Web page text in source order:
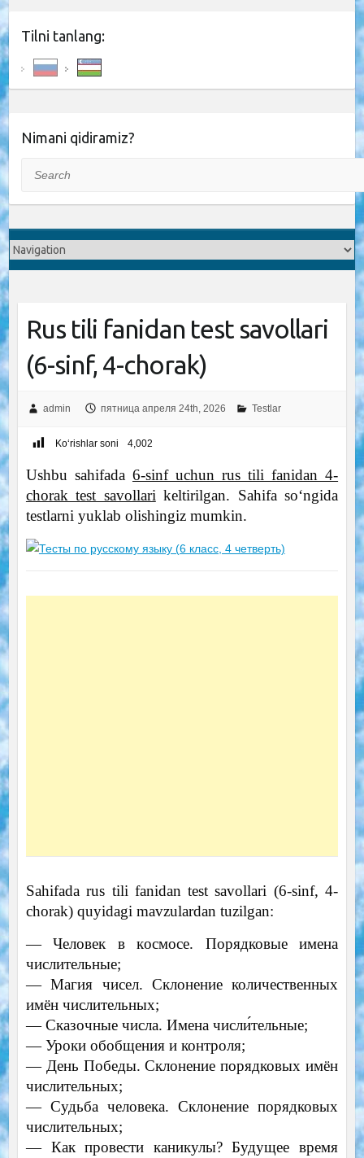
Tilni tanlang:
Nimani qidiramiz?
Rus tili fanidan test savollari
(6-sinf, 4-chorak)
admin пятница апреля 24th, 2026 Testlar
Ko‘rishlar soni 4,002
Ushbu sahifada 6-sinf uchun rus tili fanidan 4-
chorak test savollari keltirilgan. Sahifa soʻngida
testlarni yuklab olishingiz mumkin.
Sahifada rus tili fanidan test savollari (6-sinf, 4-
chorak) quyidagi mavzulardan tuzilgan:
— Человек в кoсмосе. Порядковые имена
числительные;
— Магия чисел. Склонение количественных
имён числительных;
— Сказочные числа. Имена числи́тельные;
— Уроки обобщения и контроля;
— День Победы. Склонение порядковых имён
числительных;
— Судьба человека. Склонение порядковых
числительных;
— Как провести каникулы? Будущее время